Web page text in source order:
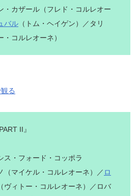
・カザール（フレド・コルレオー
バル （トム・ヘイゲン）／タリ
コルレオーネ）
る
II』
ス・フォード・コッポラ
（マイケル・コルレオーネ）／ ロ
（ヴィトー・コルレオーネ）／ロバ